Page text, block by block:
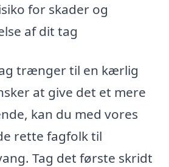
for skader og
af dit tag
trænger til en kærlig
at give det et mere
kan du med vores
rette fagfolk til
Tag det første skridt